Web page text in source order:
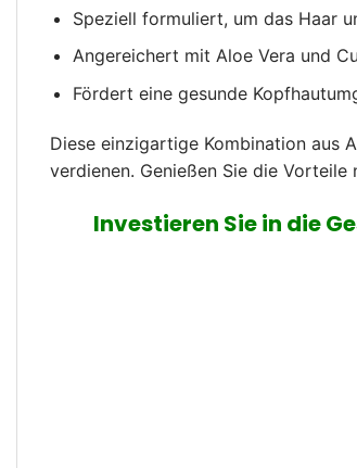
Speziell formuliert, um das Haar
Angereichert mit Aloe Vera und
Fördert eine gesunde
Diese einzigartige Kombination aus
verdienen. Genießen Sie die
Investieren Sie in die